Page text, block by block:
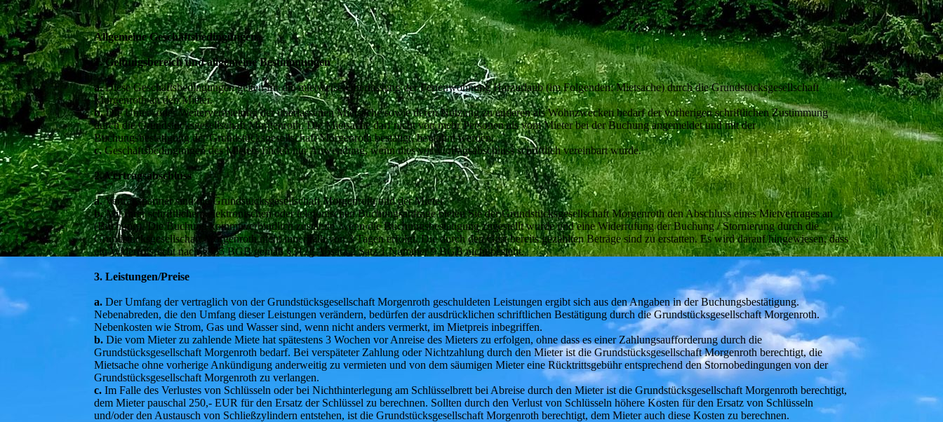
Allgemeine Geschäftsbedingungen
1. Geltungsbereich und allgemeine Bestimmungen
a.Diese Geschäftsbedingungen gelten für die mietweise Überlassung der Ferienwohnung Harzurlaub (im Folgenden: Mietsache) durch die Grundstücksgesellschaft
Morgenroth an den Mieter.
b.Die Unter- oder Weitervermietung der überlassenen Mietsache sowie deren Nutzung zu anderen als Wohnzwecken bedarf der vorherigen schriftlichen Zustimmung
durch die Grundstücksgesellschaft Morgenroth. Die Mietsache darf nicht von mehr Personen als vom Mieter bei der Buchung angemeldet und mit der
Buchungsbestätigung der Grundstücksgesellschaft Morgenroth bestätigt, bewohnt werden.
c.Geschäftsbedingungen des Mieters finden nur Anwendung, wenn dies vor Vertragsabschluss schriftlich vereinbart wurde.
2. Vertragsabschluss
a.Vertragspartner sind die Grundstücksgesellschaft Morgenroth und der Mieter.
b.Mit Ihrer schriftlichen, elektronischen oder telefonischen Buchungsanfrage bieten Sie der Grundstücksgesellschaft Morgenroth den Abschluss eines Mietvertrages an
(Buchung). Die Buchung kommt verbindlich zustande, wenn die Buchungsbestätigung zugestellt wurde und eine Widerrufung der Buchung / Stornierung durch die
Grundstücksgesellschaft Morgenroth nicht innerhalb von 3 Tagen erfolgt. Die durch den Gast bereits gezahlten Beträge sind zu erstatten. Es wird darauf hingewiesen, dass
ein Widerrufsrecht nach §355 BGB gemäß §312g Absatz 2 Satz 1 Nummer 9 BGB nicht besteht.
3. Leistungen/Preise
a. Der Umfang der vertraglich von der Grundstücksgesellschaft Morgenroth geschuldeten Leistungen ergibt sich aus den Angaben in der Buchungsbestätigung.
Nebenabreden, die den Umfang dieser Leistungen verändern, bedürfen der ausdrücklichen schriftlichen Bestätigung durch die Grundstücksgesellschaft Morgenroth.
Nebenkosten wie Strom, Gas und Wasser sind, wenn nicht anders vermerkt, im Mietpreis inbegriffen.
b. Die vom Mieter zu zahlende Miete hat spätestens 3 Wochen vor Anreise des Mieters zu erfolgen, ohne dass es einer Zahlungsaufforderung durch die
Grundstücksgesellschaft Morgenroth bedarf. Bei verspäteter Zahlung oder Nichtzahlung durch den Mieter ist die Grundstücksgesellschaft Morgenroth berechtigt, die
Mietsache ohne vorherige Ankündigung anderweitig zu vermieten und von dem säumigen Mieter eine Rücktrittsgebühr entsprechend den Stornobedingungen von der
Grundstücksgesellschaft Morgenroth zu verlangen.
c. Im Falle des Verlustes von Schlüsseln oder bei Nichthinterlegung am Schlüsselbrett bei Abreise durch den Mieter ist die Grundstücksgesellschaft Morgenroth berechtigt,
dem Mieter pauschal 250,- EUR für den Ersatz der Schlüssel zu berechnen. Sollten durch den Verlust von Schlüsseln höhere Kosten für den Ersatz von Schlüsseln
und/oder den Austausch von Schließzylindern entstehen, ist die Grundstücksgesellschaft Morgenroth berechtigt, dem Mieter auch diese Kosten zu berechnen.